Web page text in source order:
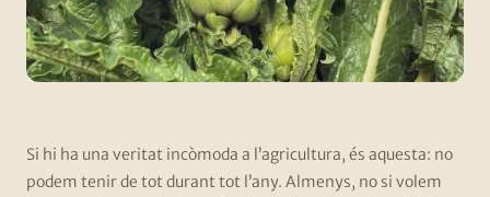
Si hi ha una veritat incòmoda a l’agricultura, és aquesta: no
podem tenir de tot durant tot l’any. Almenys, no si volem